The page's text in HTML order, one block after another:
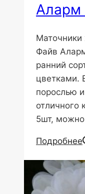
Аларм
Маточники
Файв
ранний
цветками.
порослью
отличного
5шт, можно
Подробнее